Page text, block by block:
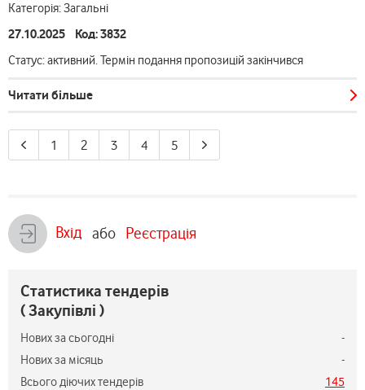
Категорія: Загальні
27.10.2025 Код: 3832
Статус: активний. Термін подання пропозицій закінчився
Читати більше
1 2 3 4 5
Вхід або Реєстрація
Статистика тендерів
( Закупівлі )
Нових за сьогодні
-
Нових за місяць
-
Всього діючих тендерів
145